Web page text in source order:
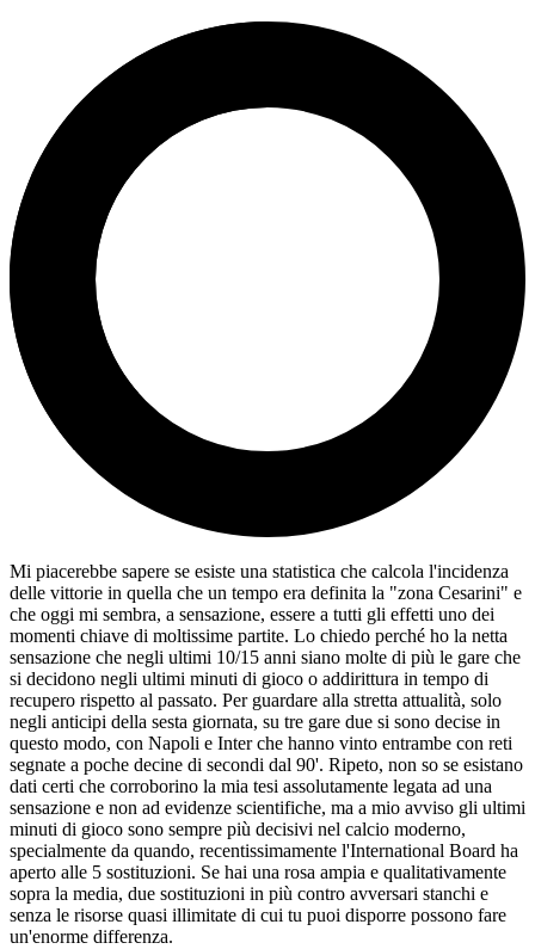
Mi piacerebbe sapere se esiste una statistica che calcola l'incidenza
delle vittorie in quella che un tempo era definita la "zona Cesarini" e
che oggi mi sembra, a sensazione, essere a tutti gli effetti uno dei
momenti chiave di moltissime partite. Lo chiedo perché ho la netta
sensazione che negli ultimi 10/15 anni siano molte di più le gare che
si decidono negli ultimi minuti di gioco o addirittura in tempo di
recupero rispetto al passato. Per guardare alla stretta attualità, solo
negli anticipi della sesta giornata, su tre gare due si sono decise in
questo modo, con Napoli e Inter che hanno vinto entrambe con reti
segnate a poche decine di secondi dal 90'. Ripeto, non so se esistano
dati certi che corroborino la mia tesi assolutamente legata ad una
sensazione e non ad evidenze scientifiche, ma a mio avviso gli ultimi
minuti di gioco sono sempre più decisivi nel calcio moderno,
specialmente da quando, recentissimamente l'International Board ha
aperto alle 5 sostituzioni. Se hai una rosa ampia e qualitativamente
sopra la media, due sostituzioni in più contro avversari stanchi e
senza le risorse quasi illimitate di cui tu puoi disporre possono fare
un'enorme differenza.